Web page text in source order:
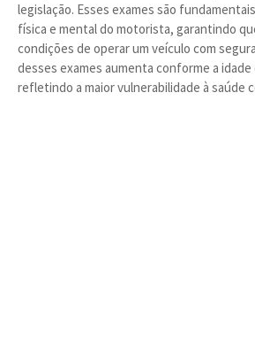
legislação. Esses exames são
física e mental do motorista, garantindo
condições de operar um veículo com
desses exames aumenta conforme a
refletindo a maior vulnerabilidade à saúde